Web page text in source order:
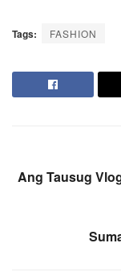
Tags: FASHION
Ang Tausug